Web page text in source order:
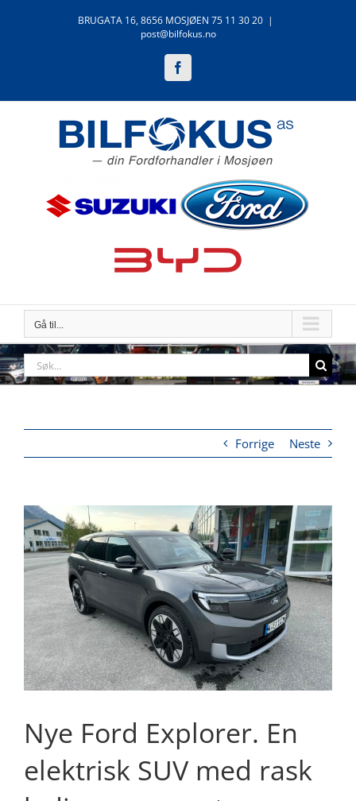
BRUGATA 16, 8656 MOSJØEN 75 11 30 20 |
post@bilfokus.no
Facebook
Gå til...
Søk
etter:
Forrige Neste
View
Larger
Image
Nye Ford Explorer. En
elektrisk SUV med rask